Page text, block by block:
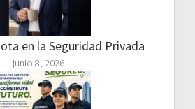
en la Seguridad Privada
junio 8, 2026